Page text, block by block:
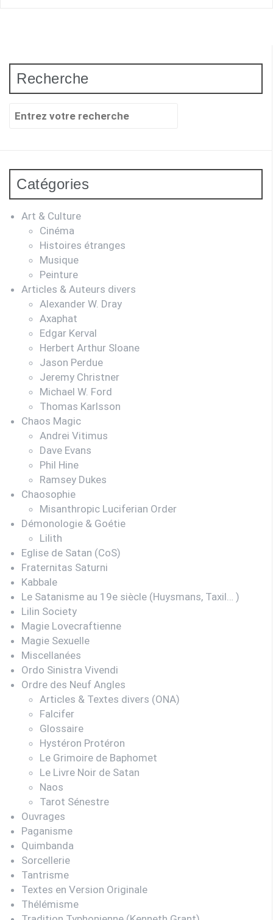
Recherche
Recherche
Catégories
Art & Culture
Cinéma
Histoires étranges
Musique
Peinture
Articles & Auteurs divers
Alexander W. Dray
Axaphat
Edgar Kerval
Herbert Arthur Sloane
Jason Perdue
Jeremy Christner
Michael W. Ford
Thomas Karlsson
Chaos Magic
Andrei Vitimus
Dave Evans
Phil Hine
Ramsey Dukes
Chaosophie
Misanthropic Luciferian Order
Démonologie & Goétie
Lilith
Eglise de Satan (CoS)
Fraternitas Saturni
Kabbale
Le Satanisme au 19e siècle (Huysmans, Taxil… )
Lilin Society
Magie Lovecraftienne
Magie Sexuelle
Miscellanées
Ordo Sinistra Vivendi
Ordre des Neuf Angles
Articles & Textes divers (ONA)
Falcifer
Glossaire
Hystéron Protéron
Le Grimoire de Baphomet
Le Livre Noir de Satan
Naos
Tarot Sénestre
Ouvrages
Paganisme
Quimbanda
Sorcellerie
Tantrisme
Textes en Version Originale
Thélémisme